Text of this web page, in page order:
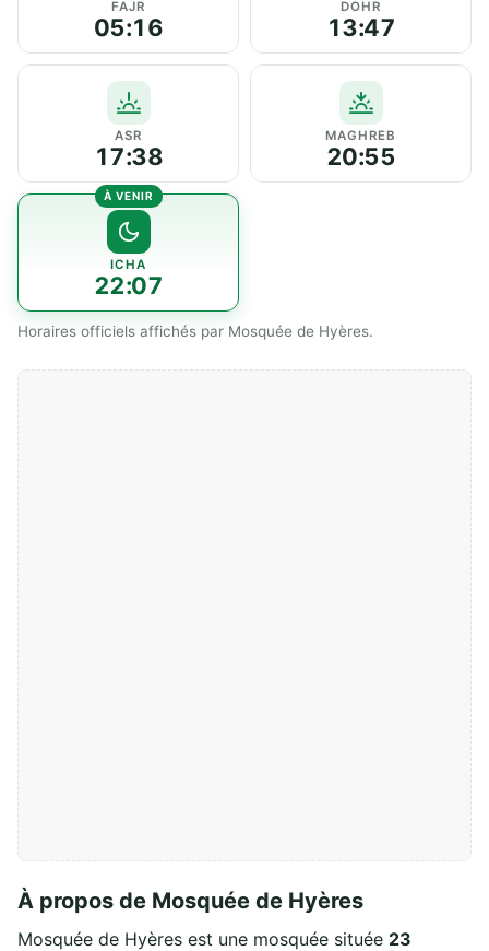
FAJR
05:16
DOHR
13:47
ASR
17:38
MAGHREB
20:55
ICHA
22:07
Horaires officiels affichés par Mosquée de Hyères.
À propos de Mosquée de Hyères
Mosquée de Hyères est une mosquée située 23